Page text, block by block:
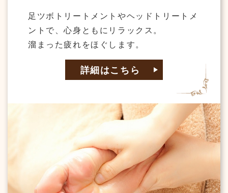
足ツボトリートメントやヘッドトリートメ
ントで、心身ともにリラックス。
溜まった疲れをほぐします。
詳細はこちら